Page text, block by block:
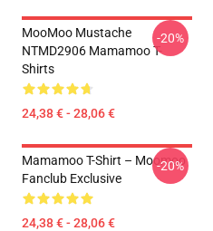
MooMoo Mustache
NTMD2906 Mamamoo T-
Shirts
24,38 € - 28,06 €
-20%
Mamamoo T-Shirt – Moomoo
Fanclub Exclusive
24,38 € - 28,06 €
-20%